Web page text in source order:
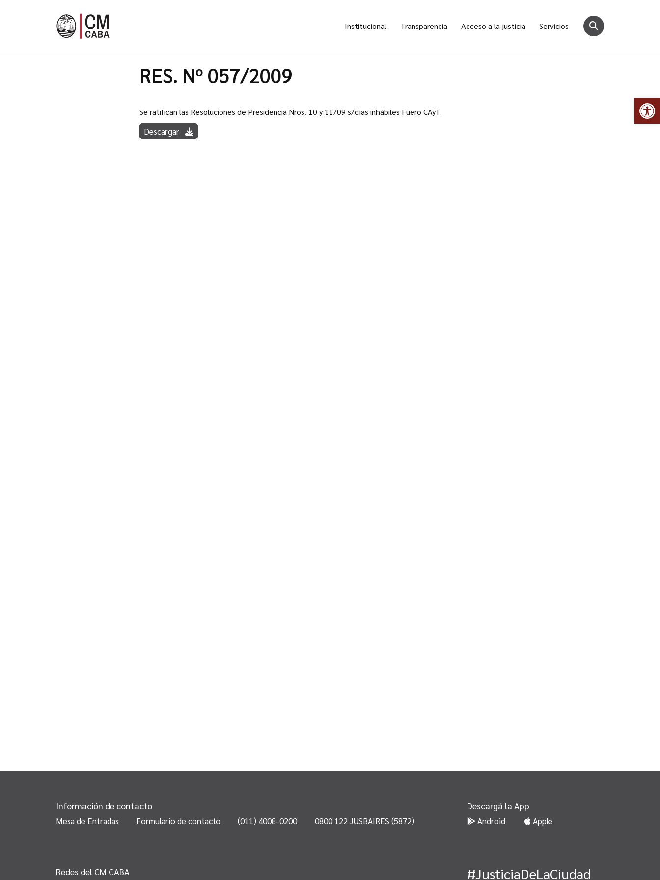
Institucional Transparencia Acceso a la justicia Servicios
RES. Nº 057/2009
Se ratifican las Resoluciones de Presidencia Nros. 10 y 11/09 s/días inhábiles Fuero CAyT.
Descargar
Información de contacto
Mesa de Entradas Formulario de contacto (011) 4008-0200 0800 122 JUSBAIRES (5872)
Descargá la App
Android Apple
Redes del CM CABA #JusticiaDeLaCiudad